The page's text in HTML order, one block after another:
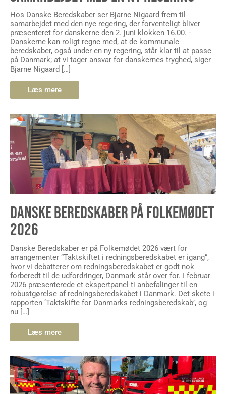
Hos Danske Beredskaber ser Bjarne Nigaard frem til
samarbejdet med den nye regering, der forventeligt bliver
præsenteret for danskerne den 2. juni klokken 16.00. -
Danskerne kan roligt regne med, at de kommunale
beredskaber, også under en ny regering, står klar til at passe
på Danmark; at vi tager ansvar for danskernes tryghed, siger
Bjarne Nigaard […]
Læs mere
DANSKE BEREDSKABER PÅ FOLKEMØDET
2026
Danske Beredskaber er på Folkemødet 2026 vært for
arrangementer “Taktskiftet i redningsberedskabet er igang”,
hvor vi debatterer om redningsberedskabet er godt nok
forberedt til de udfordringer, Danmark står over for. I februar
2026 præsenterede et ekspertpanel ti anbefalinger til en
robustgørelse af redningsberedskabet i Danmark. Det skete i
rapporten ‘Taktskifte for Danmarks redningsberedskab’, og
nu […]
Læs mere